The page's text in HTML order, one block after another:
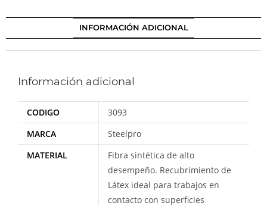
INFORMACIÓN ADICIONAL
Información adicional
CODIGO
3093
MARCA
Steelpro
MATERIAL
Fibra sintética de alto
desempeño. Recubrimiento de
Látex ideal para trabajos en
contacto con superficies